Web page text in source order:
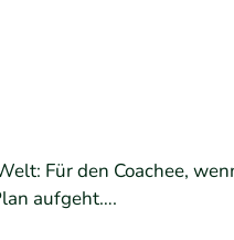
Für den Coachee,
aufgeht….